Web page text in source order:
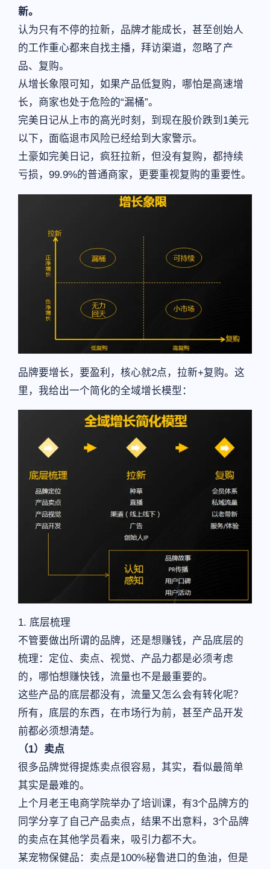
新。
认为只有不停的拉新，品牌才能成长，甚至创始人
的工作重心都来自找主播，拜访渠道，忽略了产
品、复购。
从增长象限可知，如果产品低复购，哪怕是高速增
长，商家也处于危险的“漏桶”。
完美日记从上市的高光时刻，到现在股价跌到1美元
以下，面临退市风险已经给到大家警示。
土豪如完美日记，疯狂拉新，但没有复购，都持续
亏损，99.9%的普通商家，更要重视复购的重要性。
品牌要增长，要盈利，核心就2点，拉新+复购。这
里，我给出一个简化的全域增长模型：
1. 底层梳理
不管要做出所谓的品牌，还是想赚钱，产品底层的
梳理：定位、卖点、视觉、产品力都是必须考虑
的，哪怕想赚快钱，流量也不是最重要的。
这些产品的底层都没有，流量又怎么会有转化呢？
所有，底层的东西，在市场行为前，甚至产品开发
前都必须想清楚。
（1）卖点
很多品牌觉得提炼卖点很容易，其实，看似最简单
其实是最难的。
上个月老王电商学院举办了培训课，有3个品牌方的
同学分享了自己产品卖点，结果不出意料，3个品牌
的卖点在其他学员看来，吸引力都不大。
某宠物保健品：卖点是100%秘鲁进口的鱼油，但是